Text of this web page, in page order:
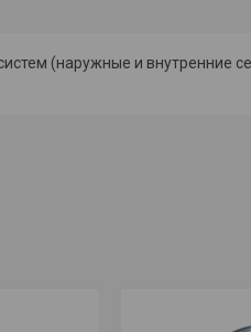
(наружные и внутренние